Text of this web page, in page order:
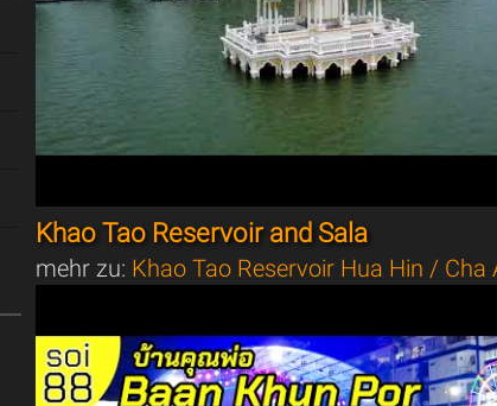
Khao Tao Reservoir and Sala
mehr zu: Khao Tao Reservoir Hua Hin / Cha